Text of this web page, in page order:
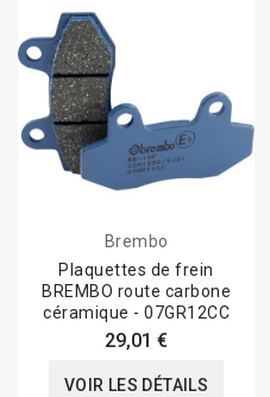
Brembo
Plaquettes de frein
BREMBO route carbone
céramique - 07GR12CC
29,01 €
VOIR LES DÉTAILS